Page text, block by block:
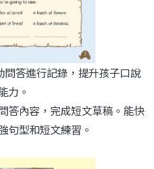
問答進行記錄，提升孩子口說
力。
內容，完成短文草稿。能快
句型和短文練習。